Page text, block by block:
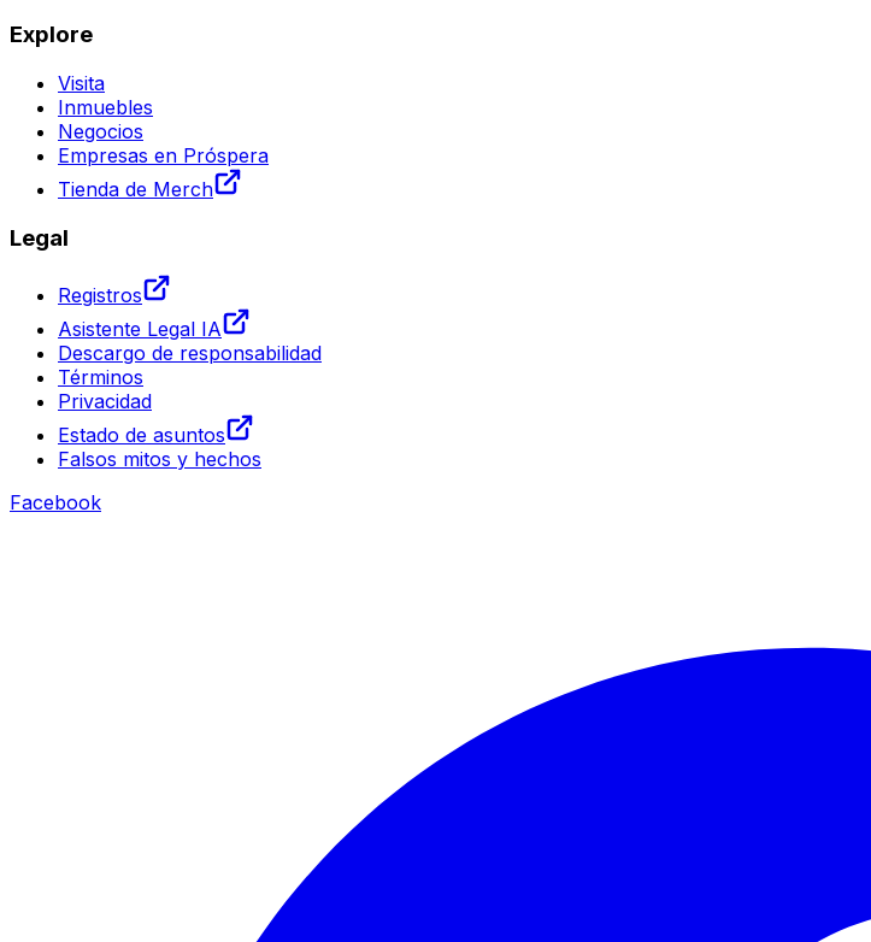
Explore
Visita
Inmuebles
Negocios
Empresas en Próspera
Tienda de Merch
Legal
Registros
Asistente Legal IA
Descargo de responsabilidad
Términos
Privacidad
Estado de asuntos
Falsos mitos y hechos
Facebook